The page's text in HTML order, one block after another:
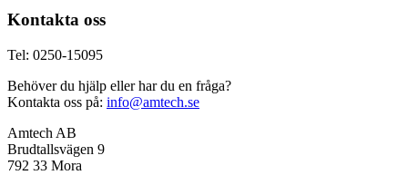
Kontakta oss
Tel: 0250-15095
Behöver du hjälp eller har du en fråga?
Kontakta oss på: info@amtech.se
Amtech AB
Brudtallsvägen 9
792 33 Mora